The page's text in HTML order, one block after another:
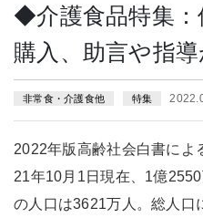
◆介護食品特集：
購入、助言や指
非常食・介護食他 特集
2022年版高齢社会白書によ
21年10月1日現在、1億
の人口は3621万人。総人口